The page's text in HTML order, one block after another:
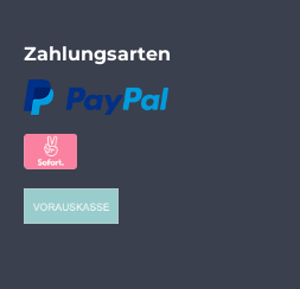
Zahlungsarten